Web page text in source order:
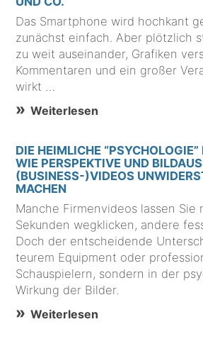
Das Smartphone wird hochkant
zunächst einfach. Aber plötzlich
zu weit auseinander, Grafiken
Kommentaren und ein großer
wirkt …
Weiterlesen
DIE HEIMLICHE
WIE PERSPEKTIVE UND
(BUSINESS-)VIDEOS
MACHEN
Manche Firmenvideos lassen Sie
Sekunden wegklicken, andere
Doch der entscheidende
teurem Equipment oder
Schauspielern, sondern in der
Wirkung der Bilder.
Weiterlesen